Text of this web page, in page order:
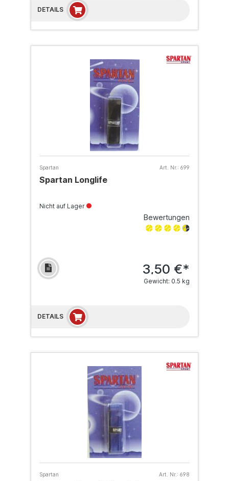
DETAILS
Spartan Art. Nr.: 699
Spartan Longlife
Nicht auf Lager
Bewertungen
3,50 €*
Gewicht: 0.5 kg
DETAILS
Spartan Art. Nr.: 698